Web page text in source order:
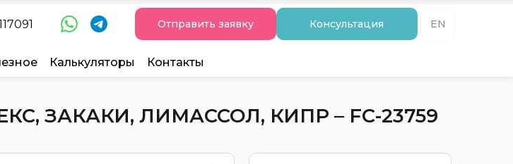
Отправить заявку Консультация EN
Калькуляторы Контакты
ЗАКАКИ, ЛИМАССОЛ, КИПР – FC-23759